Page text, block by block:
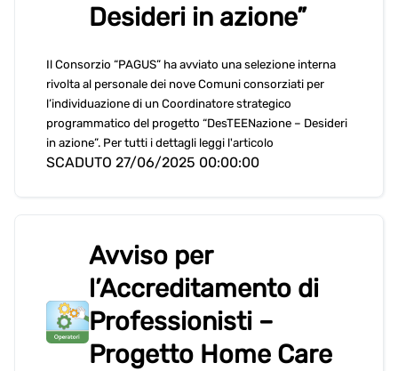
Desideri in azione”
Il Consorzio “PAGUS” ha avviato una selezione interna
rivolta al personale dei nove Comuni consorziati per
l’individuazione di un Coordinatore strategico
programmatico del progetto “DesTEENazione – Desideri
in azione”. Per tutti i dettagli leggi l'articolo
SCADUTO 27/06/2025 00:00:00
Avviso per
l’Accreditamento di
Professionisti –
Progetto Home Care